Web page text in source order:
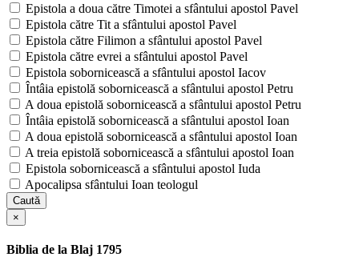
Epistola a doua către Timotei a sfântului apostol Pavel
Epistola către Tit a sfântului apostol Pavel
Epistola către Filimon a sfântului apostol Pavel
Epistola către evrei a sfântului apostol Pavel
Epistola sobornicească a sfântului apostol Iacov
Întâia epistolă sobornicească a sfântului apostol Petru
A doua epistolă sobornicească a sfântului apostol Petru
Întâia epistolă sobornicească a sfântului apostol Ioan
A doua epistolă sobornicească a sfântului apostol Ioan
A treia epistolă sobornicească a sfântului apostol Ioan
Epistola sobornicească a sfântului apostol Iuda
Apocalipsa sfântului Ioan teologul
Caută
×
Biblia de la Blaj 1795